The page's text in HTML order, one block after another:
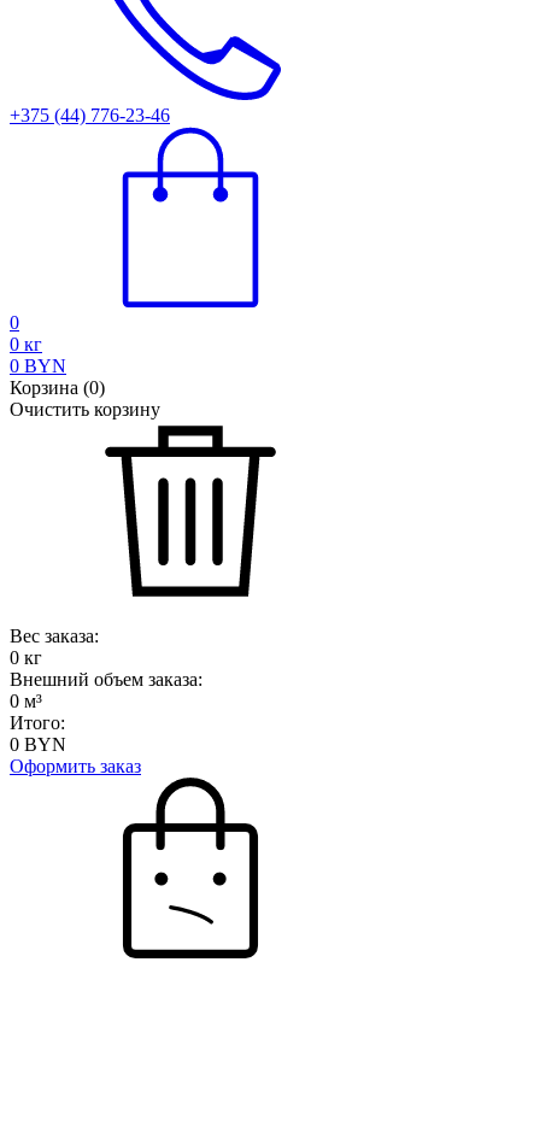
+375 (44) 776-23-46
0
0 кг
0 BYN
Корзина (0)
Очистить корзину
Вес заказа:
0 кг
Внешний объем заказа:
0 м³
Итого:
0 BYN
Оформить заказ